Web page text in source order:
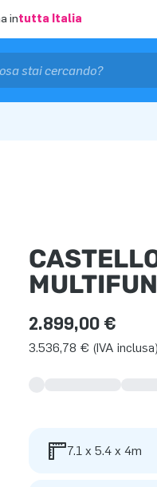
intutta Italia
2.899,00 €
3.536,78 € (IVA inclusa)
7.1 x 5.4 x 4m